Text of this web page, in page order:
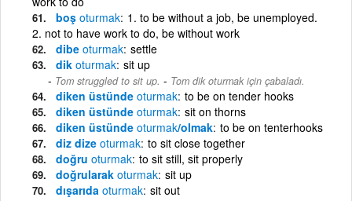
boş oturmak 1. to be without a job, be unemployed.
2. not to have work to do, be without work
dibe oturmak settle
dik oturmak sit up
Tom struggled to sit up. - Tom dik oturmak için çabaladı.
diken üstünde oturmak to be on tender hooks
diken üstünde oturmak sit on thorns
diken üstünde oturmak/olmak to be on tenterhooks
diz dize oturmak to sit close together
doğru oturmak to sit still, sit properly
doğrularak oturmak sit up
dışarıda oturmak sit out